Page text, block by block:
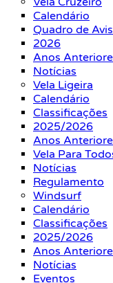
Calendário
Quadro de
2026
Anos
Notícias
Vela Ligeira
Calendário
Classificações
2025/2026
Anos
Vela Para
Notícias
Regulamento
Windsurf
Calendário
Classificações
2025/2026
Anos
Notícias
Eventos